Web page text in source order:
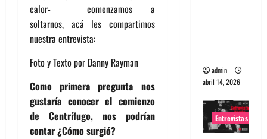
calor- comenzamos a
soltarnos, acá les compartimos
nuestra entrevista:
Foto y Texto por Danny Rayman
Como primera pregunta nos
gustaría conocer el comienzo
de Centrífugo, nos podrían
contar ¿Cómo surgió?
admin
abril 14, 2026
Entrevistas